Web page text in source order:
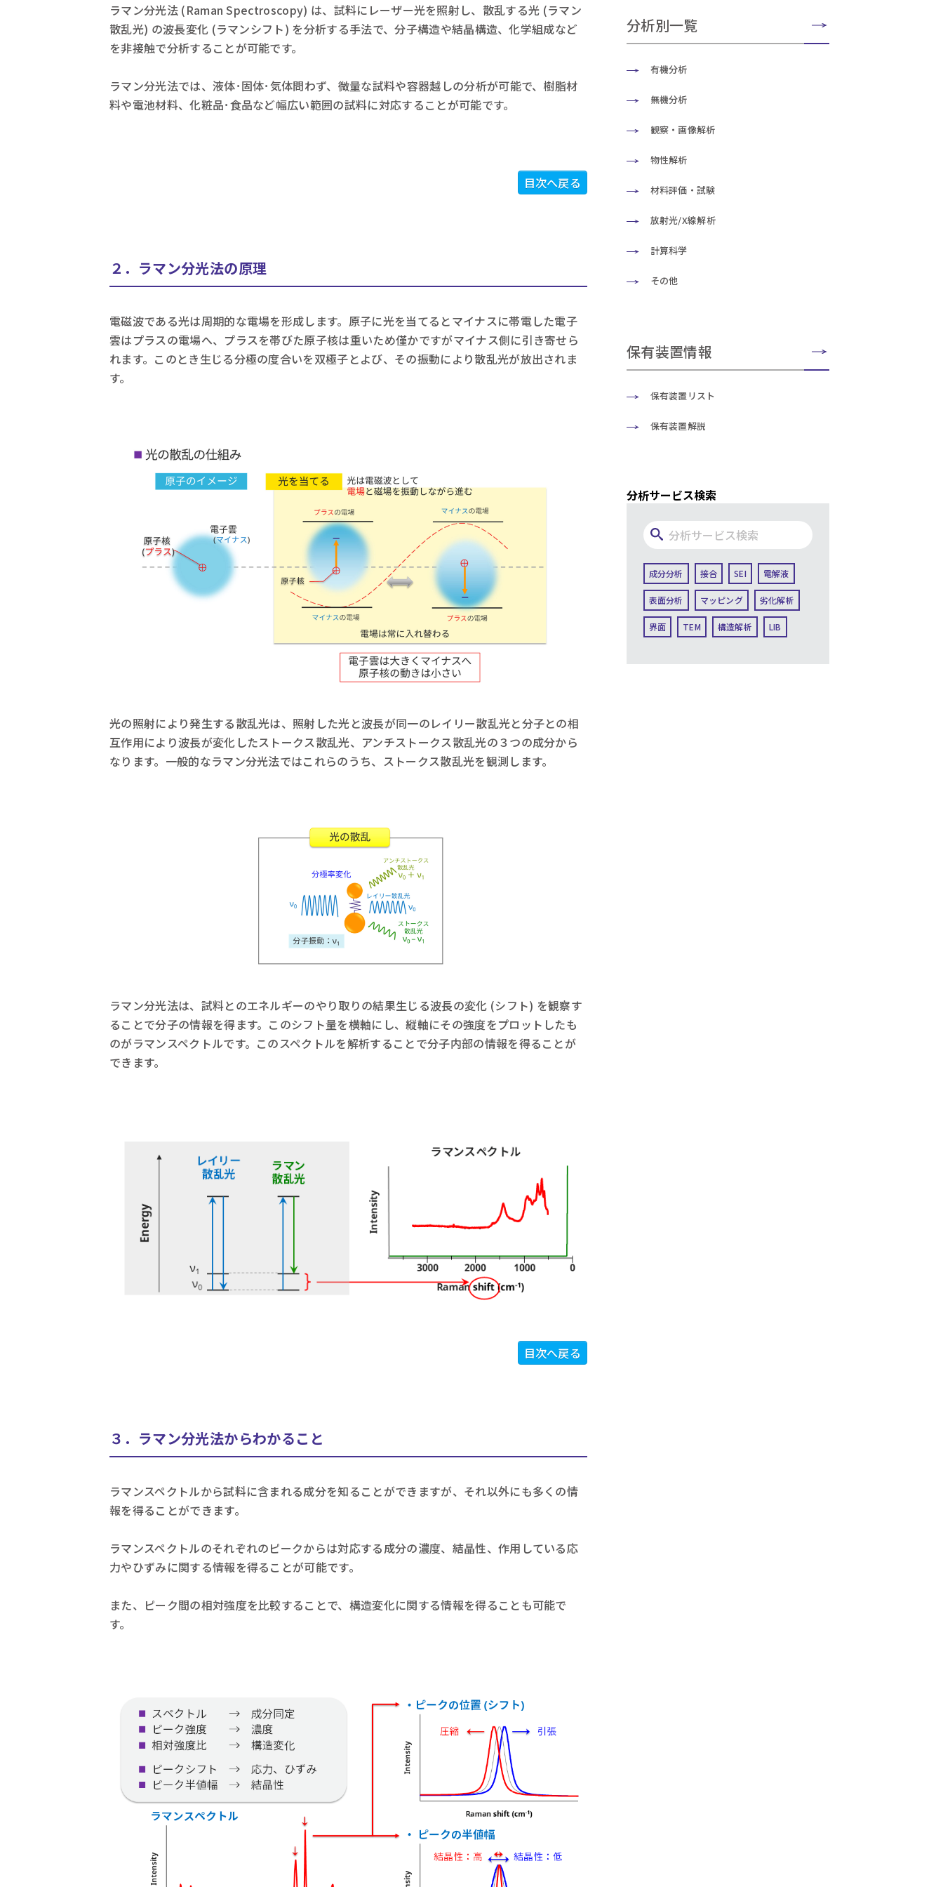
ラマン分光法 (Raman Spectroscopy) は、試料にレーザー光を照射し、散乱する光 (ラマン
散乱光) の波長変化 (ラマンシフト) を分析する手法で、分子構造や結晶構造、化学組成など
を非接触で分析することが可能です。
ラマン分光法では、液体･固体･気体問わず、微量な試料や容器越しの分析が可能で、樹脂材
料や電池材料、化粧品･食品など幅広い範囲の試料に対応することが可能です。
目次へ戻る
２．ラマン分光法の原理
電磁波である光は周期的な電場を形成します。原子に光を当てるとマイナスに帯電した電子
雲はプラスの電場へ、プラスを帯びた原子核は重いため僅かですがマイナス側に引き寄せら
れます。このとき生じる分極の度合いを双極子とよび、その振動により散乱光が放出されま
す。
光の照射により発生する散乱光は、照射した光と波長が同一のレイリー散乱光と分子との相
互作用により波長が変化したストークス散乱光、アンチストークス散乱光の３つの成分から
なります。一般的なラマン分光法ではこれらのうち、ストークス散乱光を観測します。
ラマン分光法は、試料とのエネルギーのやり取りの結果生じる波長の変化 (シフト) を観察す
ることで分子の情報を得ます。このシフト量を横軸にし、縦軸にその強度をプロットしたも
のがラマンスペクトルです。このスペクトルを解析することで分子内部の情報を得ることが
できます。
目次へ戻る
３．ラマン分光法からわかること
ラマンスペクトルから試料に含まれる成分を知ることができますが、それ以外にも多くの情
報を得ることができます。
ラマンスペクトルのそれぞれのピークからは対応する成分の濃度、結晶性、作用している応
力やひずみに関する情報を得ることが可能です。
また、ピーク間の相対強度を比較することで、構造変化に関する情報を得ることも可能で
す。
分析別一覧
有機分析
無機分析
観察・画像解析
物性解析
材料評価・試験
放射光/X線解析
計算科学
その他
保有装置情報
保有装置リスト
保有装置解説
分析サービス検索
成分分析 接合 SEI 電解液
表面分析 マッピング 劣化解析
界面 TEM 構造解析 LIB